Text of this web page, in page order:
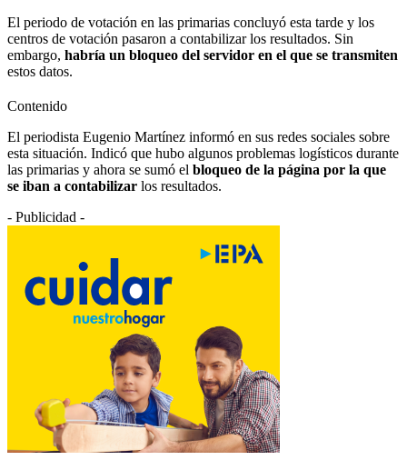
El periodo de votación en las primarias concluyó esta tarde y los
centros de votación pasaron a contabilizar los resultados. Sin
embargo, habría un bloqueo del servidor en el que se transmiten
estos datos.
Contenido
El periodista Eugenio Martínez informó en sus redes sociales sobre
esta situación. Indicó que hubo algunos problemas logísticos durante
las primarias y ahora se sumó el bloqueo de la página por la que
se iban a contabilizar los resultados.
- Publicidad -